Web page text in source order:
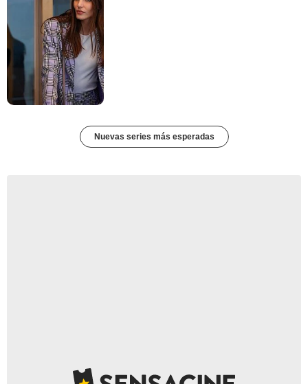
Nuevas series más esperadas